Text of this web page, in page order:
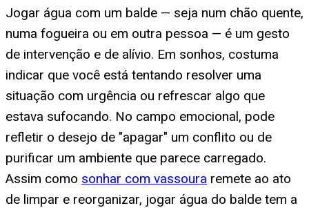
Jogar água com um balde — seja num chão quente,
numa fogueira ou em outra pessoa — é um gesto
de intervenção e de alívio. Em sonhos, costuma
indicar que você está tentando resolver uma
situação com urgência ou refrescar algo que
estava sufocando. No campo emocional, pode
refletir o desejo de "apagar" um conflito ou de
purificar um ambiente que parece carregado.
Assim como sonhar com vassoura remete ao ato
de limpar e reorganizar, jogar água do balde tem a